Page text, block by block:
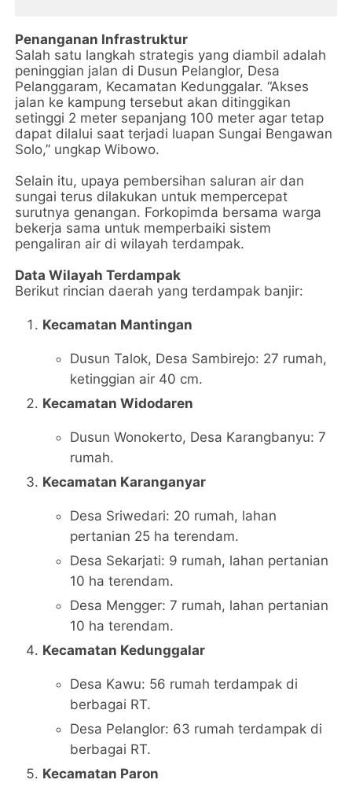
Penanganan Infrastruktur
Salah satu langkah strategis yang diambil adalah
peninggian jalan di Dusun Pelanglor, Desa
Pelanggaram, Kecamatan Kedunggalar. “Akses
jalan ke kampung tersebut akan ditinggikan
setinggi 2 meter sepanjang 100 meter agar tetap
dapat dilalui saat terjadi luapan Sungai Bengawan
Solo,” ungkap Wibowo.
Selain itu, upaya pembersihan saluran air dan
sungai terus dilakukan untuk mempercepat
surutnya genangan. Forkopimda bersama warga
bekerja sama untuk memperbaiki sistem
pengaliran air di wilayah terdampak.
Data Wilayah Terdampak
Berikut rincian daerah yang terdampak banjir:
Kecamatan Mantingan
Dusun Talok, Desa Sambirejo: 27 rumah,
ketinggian air 40 cm.
Kecamatan Widodaren
Dusun Wonokerto, Desa Karangbanyu: 7
rumah.
Kecamatan Karanganyar
Desa Sriwedari: 20 rumah, lahan
pertanian 25 ha terendam.
Desa Sekarjati: 9 rumah, lahan pertanian
10 ha terendam.
Desa Mengger: 7 rumah, lahan pertanian
10 ha terendam.
Kecamatan Kedunggalar
Desa Kawu: 56 rumah terdampak di
berbagai RT.
Desa Pelanglor: 63 rumah terdampak di
berbagai RT.
Kecamatan Paron